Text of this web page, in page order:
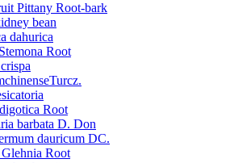
Pittany Root-bark
bean
dahurica
Root
Root
barbata D. Don
dauricum DC.
Root